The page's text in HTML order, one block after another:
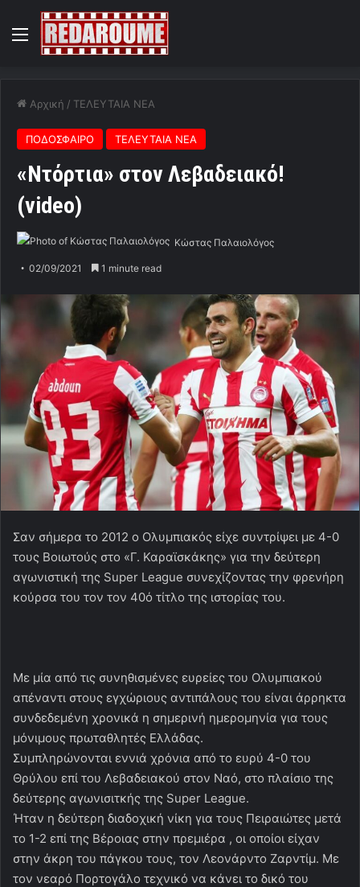
Menu
Αρχική / ΤΕΛΕΥΤΑΙΑ ΝΕΑ
ΠΟΔΟΣΦΑΙΡΟ ΤΕΛΕΥΤΑΙΑ ΝΕΑ
«Ντόρτια» στον Λεβαδειακό!
(video)
Κώστας Παλαιολόγος
02/09/2021 1 minute read
Σαν σήμερα το 2012 ο Ολυμπιακός είχε συντρίψει με 4-0
τους Βοιωτούς στο «Γ. Καραϊσκάκης» για την δεύτερη
αγωνιστική της Super League συνεχίζοντας την φρενήρη
κούρσα του τον τον 40ό τίτλο της ιστορίας του.
Με μία από τις συνηθισμένες ευρείες του Ολυμπιακού
απέναντι στους εγχώριους αντιπάλους του είναι άρρηκτα
συνδεδεμένη χρονικά η σημερινή ημερομηνία για τους
μόνιμους πρωταθλητές Ελλάδας.
Συμπληρώνονται εννιά χρόνια από το ευρύ 4-0 του
Θρύλου επί του Λεβαδειακού στον Ναό, στο πλαίσιο της
δεύτερης αγωνισιτκής της Super League.
Ήταν η δεύτερη διαδοχική νίκη για τους Πειραιώτες μετά
το 1-2 επί της Βέροιας στην πρεμιέρα , οι οποίοι είχαν
στην άκρη του πάγκου τους, τον Λεονάρντο Ζαρντίμ. Με
τον νεαρό Πορτογάλο τεχνικό να κάνει το δικό του